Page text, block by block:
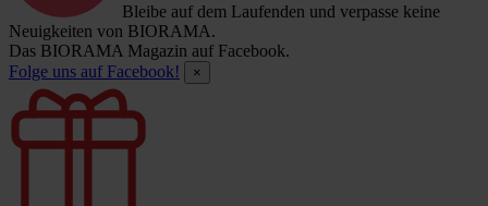
Bleibe auf dem Laufenden und verpasse keine
Neuigkeiten von BIORAMA.
Das BIORAMA Magazin auf Facebook.
Folge uns auf Facebook!
×